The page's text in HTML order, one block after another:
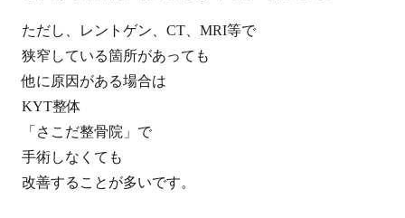
ただし、レントゲン、CT、MRI等で
狭窄している箇所があっても
他に原因がある場合は
KYT整体
「さこだ整骨院」で
手術しなくても
改善することが多いです。